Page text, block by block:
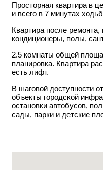
Просторная квартира в
и всего в 7 минутах
Квартира после
кондиционеры, полы,
2.5 комнаты общей
планировка. Квартира
есть лифт.
В шаговой доступности
объекты городской
остановки автобусов,
сады, парки и детские